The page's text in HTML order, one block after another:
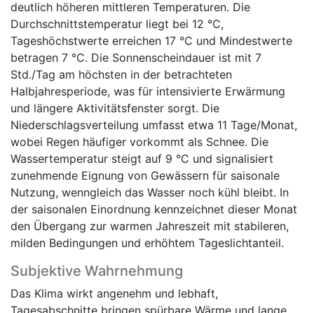
deutlich höheren mittleren Temperaturen. Die
Durchschnittstemperatur liegt bei 12 °C,
Tageshöchstwerte erreichen 17 °C und Mindestwerte
betragen 7 °C. Die Sonnenscheindauer ist mit 7
Std./Tag am höchsten in der betrachteten
Halbjahresperiode, was für intensivierte Erwärmung
und längere Aktivitätsfenster sorgt. Die
Niederschlagsverteilung umfasst etwa 11 Tage/Monat,
wobei Regen häufiger vorkommt als Schnee. Die
Wassertemperatur steigt auf 9 °C und signalisiert
zunehmende Eignung von Gewässern für saisonale
Nutzung, wenngleich das Wasser noch kühl bleibt. In
der saisonalen Einordnung kennzeichnet dieser Monat
den Übergang zur warmen Jahreszeit mit stabileren,
milden Bedingungen und erhöhtem Tageslichtanteil.
Subjektive Wahrnehmung
Das Klima wirkt angenehm und lebhaft,
Tagesabschnitte bringen spürbare Wärme und lange